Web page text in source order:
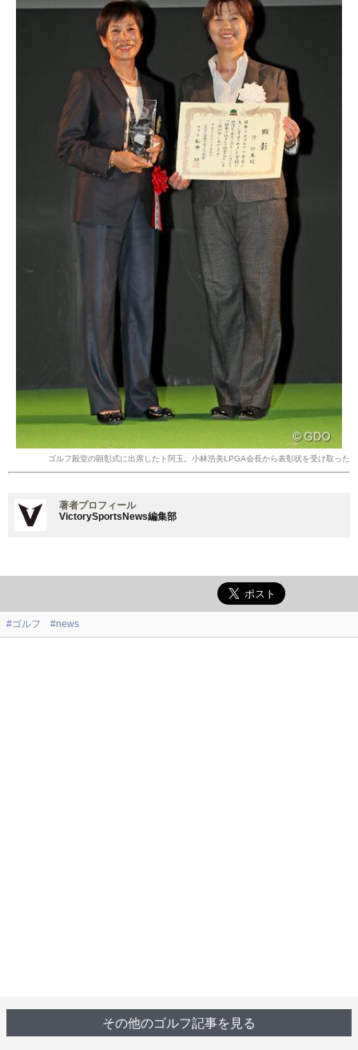
ゴルフ殿堂の顕彰式に出席したト阿玉。小林浩美LPGA会長から表彰状を受け取った
著者プロフィール
VictorySportsNews編集部
#ゴルフ #news
その他のゴルフ記事を見る